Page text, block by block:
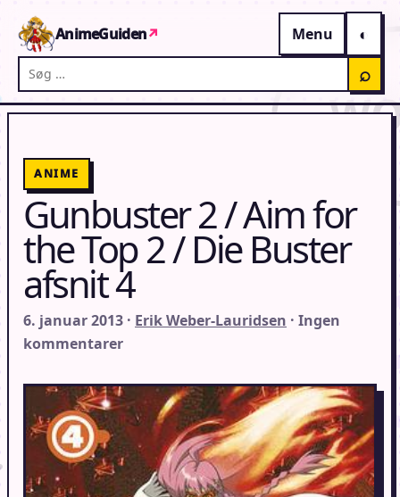
AnimeGuiden↗
Menu
Søg på AnimeGuiden
⌕
ANIME
Gunbuster 2 / Aim for
the Top 2 / Die Buster
afsnit 4
6. januar 2013 · Erik Weber-Lauridsen · Ingen
kommentarer